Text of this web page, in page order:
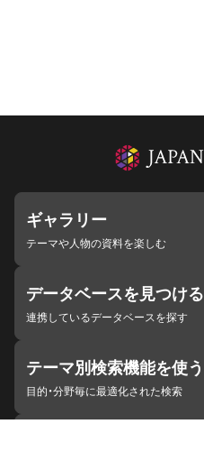
ギャラリー
テーマや人物の資料を楽しむ
データベースを見つける
連携しているデータベースを探す
テーマ別検索機能を使う
目的・分野毎に最適化された検索